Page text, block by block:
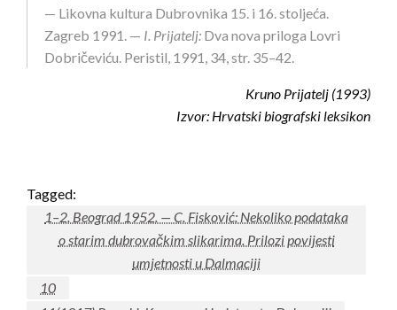
— Likovna kultura Dubrovnika 15. i 16. stoljeća.
Zagreb 1991. — I. Prijatelj: Dva nova priloga Lovri
Dobričeviću. Peristil, 1991, 34, str. 35–42.
Kruno Prijatelj (1993)
Izvor: Hrvatski biografski leksikon
Tagged:
1–2. Beograd 1952. — C. Fisković: Nekoliko podataka
o starim dubrovačkim slikarima. Prilozi povijesti
umjetnosti u Dalmaciji
10